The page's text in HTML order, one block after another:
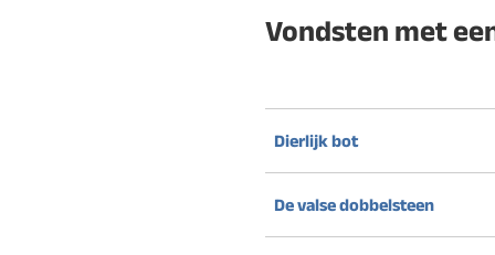
Vondsten met
Dierlijk bot
De valse dobbelsteen